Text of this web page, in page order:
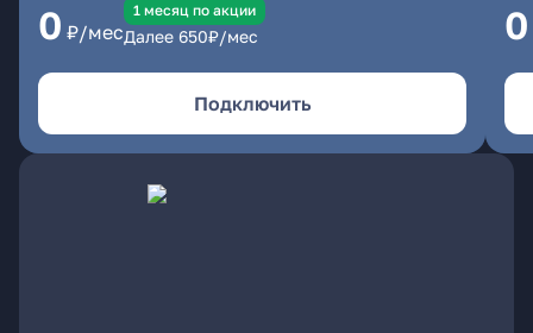
0 ₽/мес
1 месяц по акции
Далее 650₽/мес
Подключить
0